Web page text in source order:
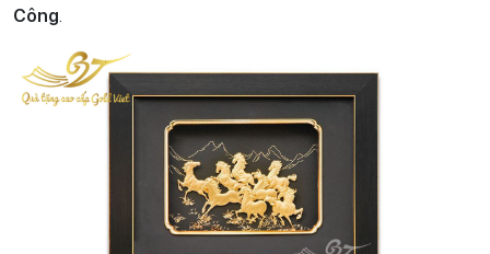
Công.